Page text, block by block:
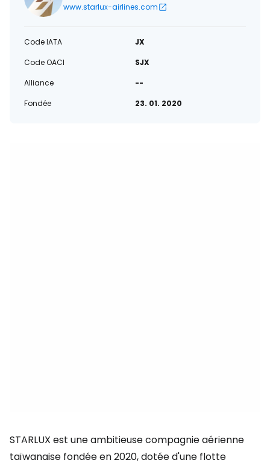
www.starlux-airlines.com
Code IATA
JX
Code OACI
SJX
Alliance
--
Fondée
23. 01. 2020
STARLUX est une ambitieuse compagnie aérienne
taïwanaise fondée en 2020, dotée d'une flotte